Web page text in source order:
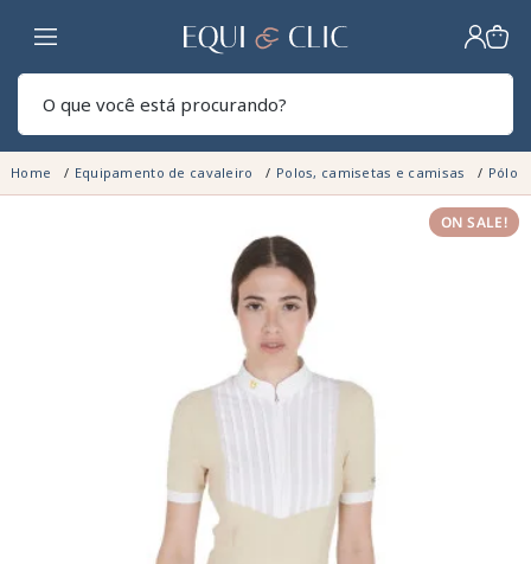
Lar
Home Equipamento de cavaleiro Polos, camisetas e camisas Pólo
ON SALE!